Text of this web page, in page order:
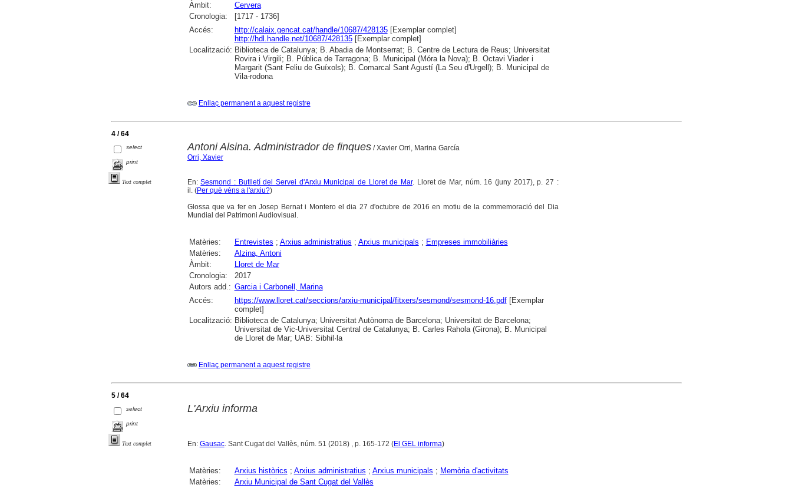
Àmbit:
Cervera
Cronologia:
[1717 - 1736]
Accés:
http://calaix.gencat.cat/handle/10687/428135[Exemplar complet]
http://hdl.handle.net/10687/428135[Exemplar complet]
Localització: Biblioteca de Catalunya; B. Abadia de Montserrat; B. Centre de Lectura de Reus; Universitat
Rovira i Virgili; B. Pública de Tarragona; B. Municipal (Móra la Nova); B. Octavi Viader i
Margarit (Sant Feliu de Guíxols); B. Comarcal Sant Agustí (La Seu d'Urgell); B. Municipal de
Vila-rodona
Enllaç permanent a aquest registre
4 / 64
select
print
Text complet
Antoni Alsina. Administrador de finques/ Xavier Orri, Marina García
Orri, Xavier
En:Sesmond : Butlletí del Servei d'Arxiu Municipal de Lloret de Mar. Lloret de Mar, núm. 16 (juny 2017), p. 27 :
il. (Per què véns a l'arxiu?)
Glossa que va fer en Josep Bernat i Montero el dia 27 d'octubre de 2016 en motiu de la commemoració del Dia
Mundial del Patrimoni Audiovisual.
Matèries: Entrevistes ; Arxius administratius ; Arxius municipals ; Empreses immobiliàries
Matèries:
Alzina, Antoni
Àmbit:
Lloret de Mar
Cronologia:
2017
Autors add.: Garcia i Carbonell, Marina
Accés:
https://www.lloret.cat/seccions/arxiu-municipal/fitxers/sesmond/sesmond-16.pdf[Exemplar
complet]
Localització: Biblioteca de Catalunya; Universitat Autònoma de Barcelona; Universitat de Barcelona;
Universitat de Vic-Universitat Central de Catalunya; B. Carles Rahola (Girona); B. Municipal
de Lloret de Mar; UAB: Sibhil·la
Enllaç permanent a aquest registre
5 / 64
select
print
Text complet
L'Arxiu informa
En: Gausac. Sant Cugat del Vallès, núm. 51 (2018) , p. 165-172 (El GEL informa)
Matèries: Arxius històrics ; Arxius administratius ; Arxius municipals ; Memòria d'activitats
Matèries:
Arxiu Municipal de Sant Cugat del Vallès